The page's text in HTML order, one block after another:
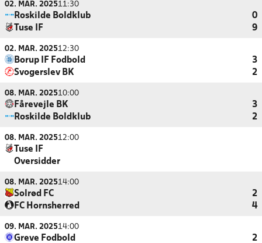
02. MAR. 202511:30
Roskilde Boldklub
0
Tuse IF
9
02. MAR. 202512:30
Borup IF Fodbold
3
Svogerslev BK
2
08. MAR. 202510:00
Fårevejle BK
3
Roskilde Boldklub
2
08. MAR. 202512:00
Tuse IF
Oversidder
08. MAR. 202514:00
Solrød FC
2
FC Hornsherred
4
09. MAR. 202514:00
Greve Fodbold
2